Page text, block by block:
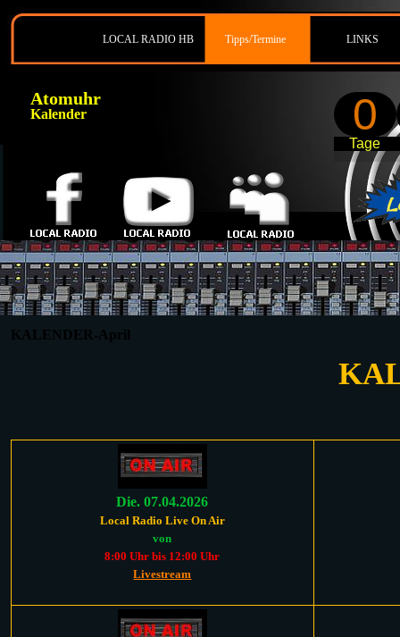
0
Tage
Atomuhr
Kalender
LOCAL RADIO HB Tipps/Termine LINKS
KALENDER-April
Die. 07.04.2026
Local Radio Live On Air
von
8:00 Uhr bis 12:00 Uhr
Livestream